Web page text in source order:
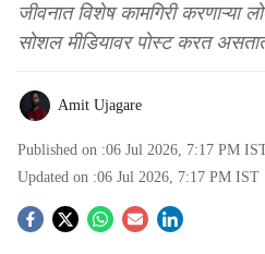
जीवनात विशेष कामगिरी करणाऱ्या
सोशल मीडियावर पोस्ट करत
Amit Ujagare
Published on :06 Jul 2026, 7:17 PM
Updated on :06 Jul 2026, 7:17 PM IST
S